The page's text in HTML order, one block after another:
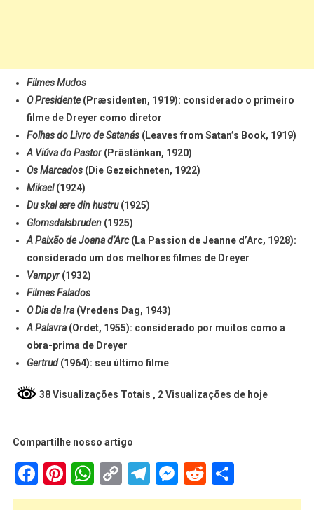
Filmes Mudos
O Presidente(Præsidenten, 1919): considerado o primeiro
filme de Dreyer como diretor
Folhas do Livro de Satanás(Leaves from Satan’s Book, 1919)
A Viúva do Pastor(Prästänkan, 1920)
Os Marcados(Die Gezeichneten, 1922)
Mikael(1924)
Du skal ære din hustru(1925)
Glomsdalsbruden(1925)
A Paixão de Joana d’Arc(La Passion de Jeanne d’Arc, 1928):
considerado um dos melhores filmes de Dreyer
Vampyr(1932)
Filmes Falados
O Dia da Ira(Vredens Dag, 1943)
A Palavra(Ordet, 1955): considerado por muitos como a
obra-prima de Dreyer
Gertrud(1964): seu último filme
38 Visualizações Totais , 2 Visualizações de hoje
Compartilhe nosso artigo
Facebook
Pinterest
WhatsApp
Copy
Link
Telegram
Messenger
Reddit
Share